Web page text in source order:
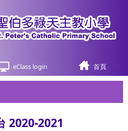
eClass login 首頁
2020-2021